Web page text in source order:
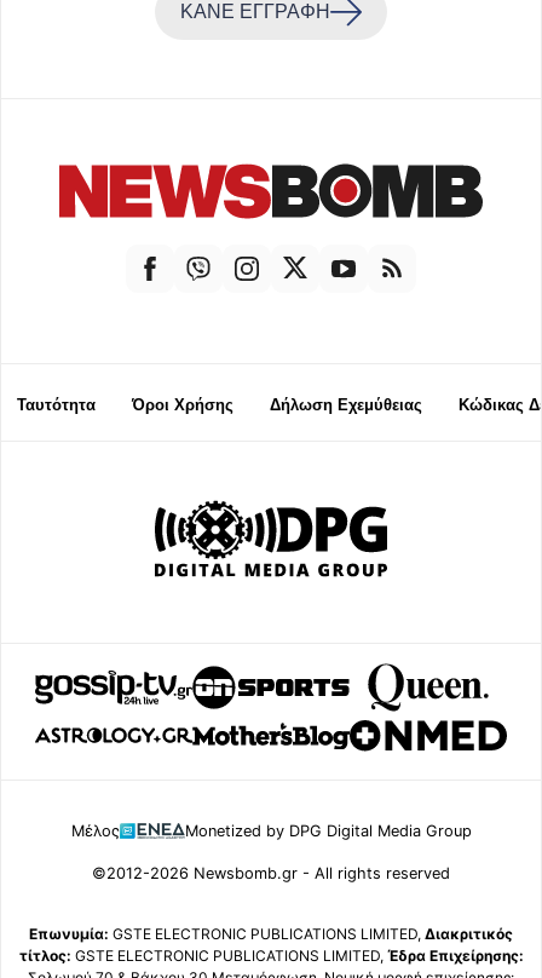
ΚΑΝΕ ΕΓΓΡΑΦΗ
Ταυτότητα Όροι Χρήσης Δήλωση Εχεμύθειας Κώδικας
Μέλος Monetized by DPG Digital Media Group
©2012-2026 Newsbomb.gr - All rights reserved
Επωνυμία: GSTE ELECTRONIC PUBLICATIONS LIMITED, Διακριτικός
τίτλος: GSTE ELECTRONIC PUBLICATIONS LIMITED, Έδρα Επιχείρησης: